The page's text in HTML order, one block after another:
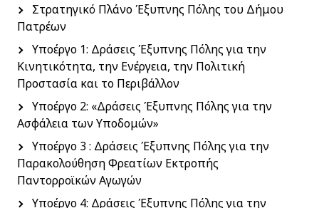
side
Στρατηγικό Πλάνο Έξυπνης Πόλης του Δήμου
Πατρέων
Υποέργο 1: Δράσεις Έξυπνης Πόλης για την
Κινητικότητα, την Ενέργεια, την Πολιτική
Προστασία και το Περιβάλλον
Υποέργο 2: «Δράσεις Έξυπνης Πόλης για την
Ασφάλεια των Υποδομών»
Υποέργο 3 : Δράσεις Έξυπνης Πόλης για την
Παρακολούθηση Φρεατίων Εκτροπής
Παντορροϊκών Αγωγών
Υποέργο 4: Δράσεις Έξυπνης Πόλης για την